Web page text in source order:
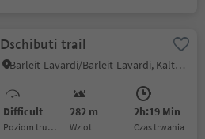
Dschibuti trail
Barleit-Lavardi/Barleit-Lavardi, Kaltern an der Weinstraße/Caldaro sulla Strada del Vino, Alto Adige Wine Road
Difficult
Poziom trudności
282 m
Wzlot
2h:19 Min
czas trwania